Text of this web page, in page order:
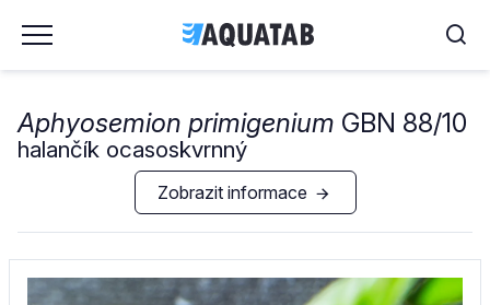
Aphyosemion primigenium GBN 88/10
halančík ocasoskvrnný
Zobrazit informace